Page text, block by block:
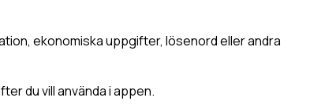
ekonomiska uppgifter, lösenord eller andra
du vill använda i appen.